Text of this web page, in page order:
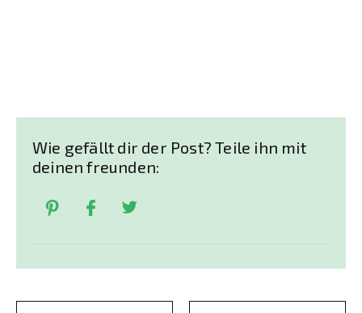
Wie gefällt dir der Post? Teile ihn mit
deinen freunden: